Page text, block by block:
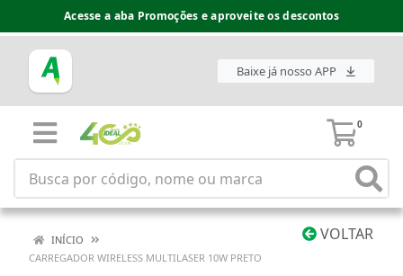
Acesse a aba Promoções e aproveite os descontos
Baixe já nosso APP
0
VOLTAR
INÍCIO
CARREGADOR WIRELESS MULTILASER 10W PRETO